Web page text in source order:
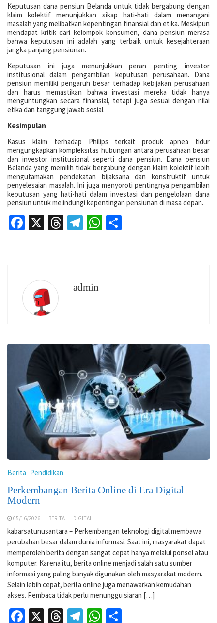
Keputusan dana pensiun Belanda untuk tidak bergabung dengan
klaim kolektif menunjukkan sikap hati-hati dalam menangani
masalah yang melibatkan kepentingan finansial dan etika. Meskipun
mendapat kritik dari kelompok konsumen, dana pensiun merasa
bahwa keputusan ini adalah yang terbaik untuk kesejahteraan
jangka panjang pensiunan.
Keputusan ini juga menunjukkan peran penting investor
institusional dalam pengambilan keputusan perusahaan. Dana
pensiun memiliki pengaruh besar terhadap kebijakan perusahaan
dan harus memastikan bahwa investasi mereka tidak hanya
menguntungkan secara finansial, tetapi juga sesuai dengan nilai
etika dan tanggung jawab sosial.
Kesimpulan
Kasus klaim terhadap Philips terkait produk apnea tidur
mengungkapkan kompleksitas hubungan antara perusahaan besar
dan investor institusional seperti dana pensiun. Dana pensiun
Belanda yang memilih tidak bergabung dengan klaim kolektif lebih
mengutamakan pendekatan bijaksana dan konstruktif untuk
penyelesaian masalah. Ini juga menyoroti pentingnya pengambilan
keputusan yang hati-hati dalam investasi dan pengelolaan dana
pensiun untuk melindungi kepentingan pensiunan di masa depan.
Facebook
X Threads
Telegram
WhatsApp
admin
Berita Pendidikan
Perkembangan Berita Online di Era Digital
Modern
05/16/2026 BERITA DIGITAL
kabarsatunusantara – Perkembangan teknologi digital membawa
perubahan besar dalam dunia informasi. Saat ini, masyarakat dapat
memperoleh berita dengan sangat cepat hanya melalui ponsel atau
komputer. Karena itu, berita online menjadi salah satu sumber
informasi yang paling banyak digunakan oleh masyarakat modern.
Selain lebih cepat, berita online juga menawarkan kemudahan
akses. Pembaca tidak perlu menunggu siaran […]
Facebook
X Threads
Telegram
WhatsApp